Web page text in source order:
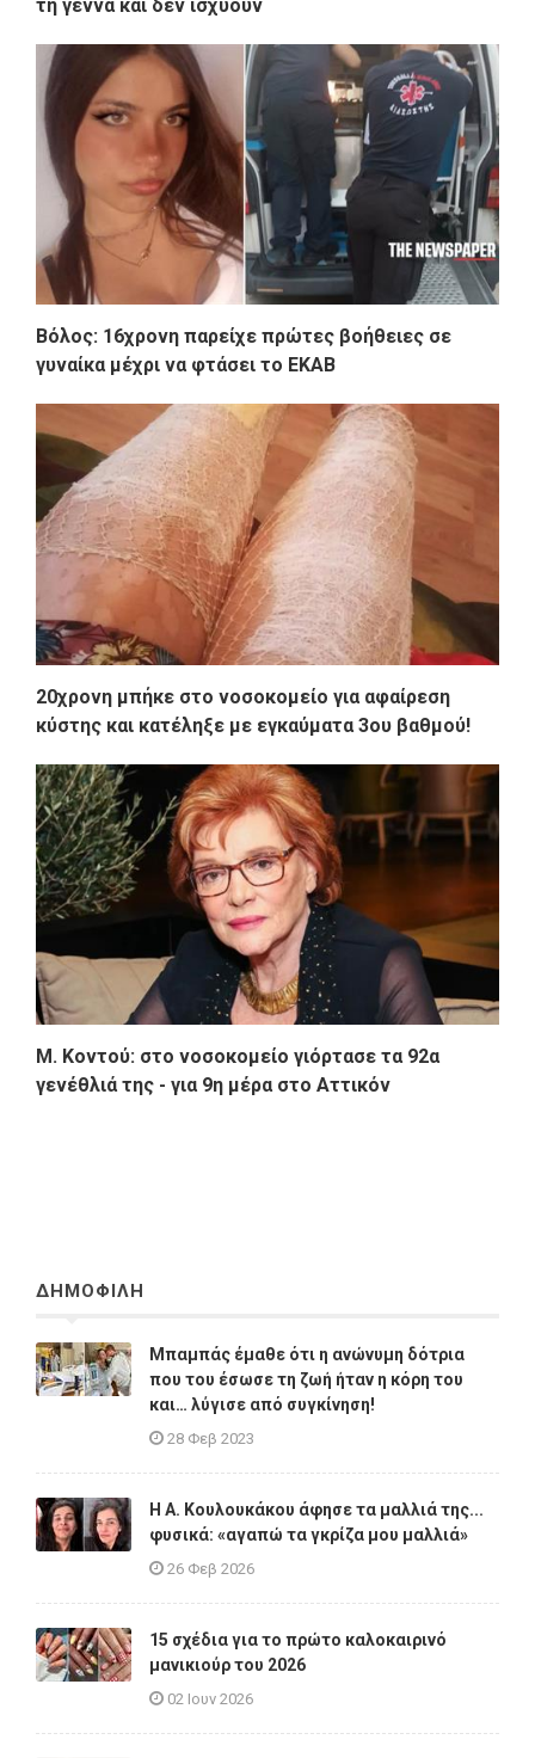
τη γέννα και δεν ισχύουν
Βόλος: 16χρονη παρείχε πρώτες βοήθειες σε
γυναίκα μέχρι να φτάσει το ΕΚΑΒ
20χρονη μπήκε στο νοσοκομείο για αφαίρεση
κύστης και κατέληξε με εγκαύματα 3ου βαθμού!
Μ. Κοντού: στο νοσοκομείο γιόρτασε τα 92α
γενέθλιά της - για 9η μέρα στο Αττικόν
ΔΗΜΟΦΙΛΗ
Μπαμπάς έμαθε ότι η ανώνυμη δότρια
που του έσωσε τη ζωή ήταν η κόρη του
και… λύγισε από συγκίνηση!
28 Φεβ 2023
Η A. Κουλουκάκου άφησε τα μαλλιά της...
φυσικά: «αγαπώ τα γκρίζα μου μαλλιά»
26 Φεβ 2026
15 σχέδια για το πρώτο καλοκαιρινό
μανικιούρ του 2026
02 Ιουν 2026